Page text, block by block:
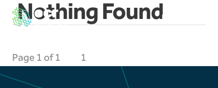
Mordwyo
EN
Nothing Found
Page 1 of 1 1